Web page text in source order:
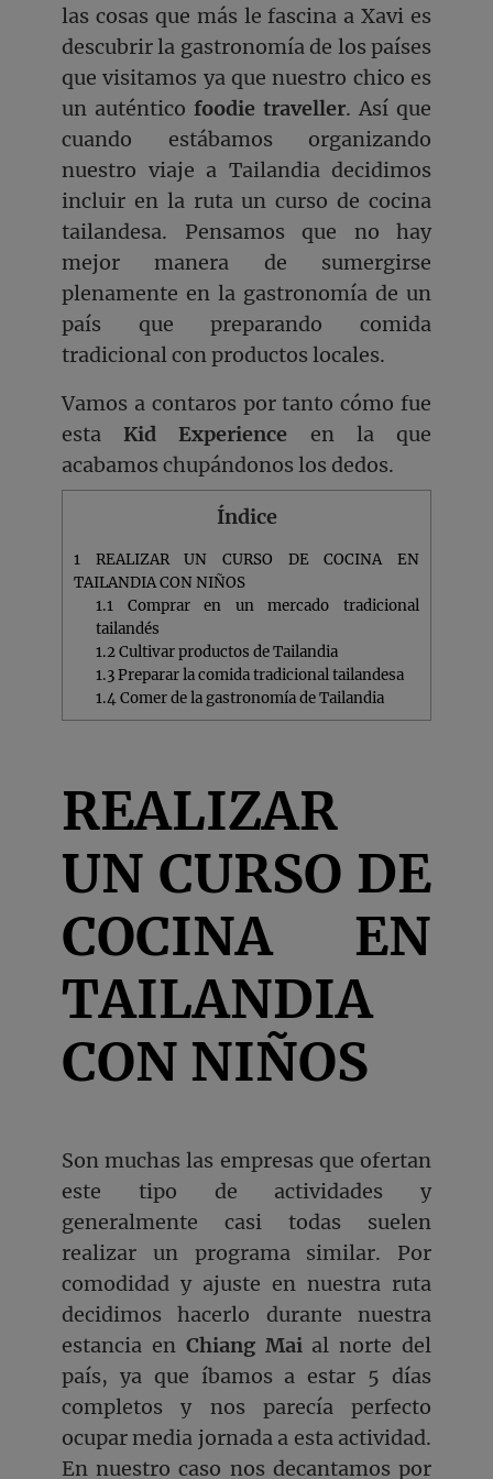
las cosas que más le fascina a Xavi es
descubrir la gastronomía de los países
que visitamos ya que nuestro chico es
un auténtico foodie traveller. Así que
cuando estábamos organizando
nuestro viaje a Tailandia decidimos
incluir en la ruta un curso de cocina
tailandesa. Pensamos que no hay
mejor manera de sumergirse
plenamente en la gastronomía de un
país que preparando comida
tradicional con productos locales.
Vamos a contaros por tanto cómo fue
estaKid Experience en la que
acabamos chupándonos los dedos.
Índice
1 REALIZAR UN CURSO DE COCINA EN
TAILANDIA CON NIÑOS
1.1Comprar en un mercado tradicional
tailandés
1.2Cultivar productos de Tailandia
1.3Preparar la comida tradicional tailandesa
1.4Comer de la gastronomía de Tailandia
REALIZAR
UN CURSO DE
COCINA EN
TAILANDIA
CON NIÑOS
Son muchas las empresas que ofertan
este tipo de actividades y
generalmente casi todas suelen
realizar un programa similar. Por
comodidad y ajuste en nuestra ruta
decidimos hacerlo durante nuestra
estancia en Chiang Maial norte del
país, ya que íbamos a estar 5 días
completos y nos parecía perfecto
ocupar media jornada a esta actividad.
En nuestro caso nos decantamos por